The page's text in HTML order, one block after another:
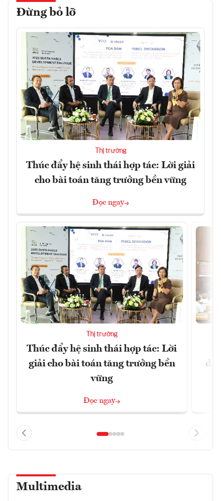
Đừng bỏ lỡ
Thị trường
Thúc đẩy hệ sinh thái hợp tác: Lời giải
cho bài toán tăng trưởng bền vững
Đọc ngay
Thị trường
Thúc đẩy hệ sinh thái hợp tác: Lời
giải cho bài toán tăng trưởng bền
vững
Đọc ngay
Multimedia